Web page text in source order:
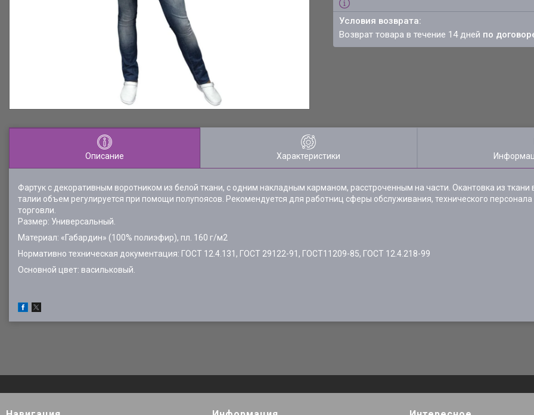
возврат товара в течение 14 дней по
Описание Характеристики
Фартук с декоративным воротником из белой ткани, с одним накладным карманом, расстроченным на части. Окантовка из ткани
талии объем регулируется при помощи полупоясов. Рекомендуется для работниц сферы обслуживания, технического персонала
торговли.
Размер: Универсальный.
Материал: «Габардин» (100% полиэфир), пл. 160 г/м2
Нормативно техническая документация: ГОСТ 12.4.131, ГОСТ 29122-91, ГОСТ11209-85, ГОСТ 12.4.218-99
Основной цвет: васильковый.